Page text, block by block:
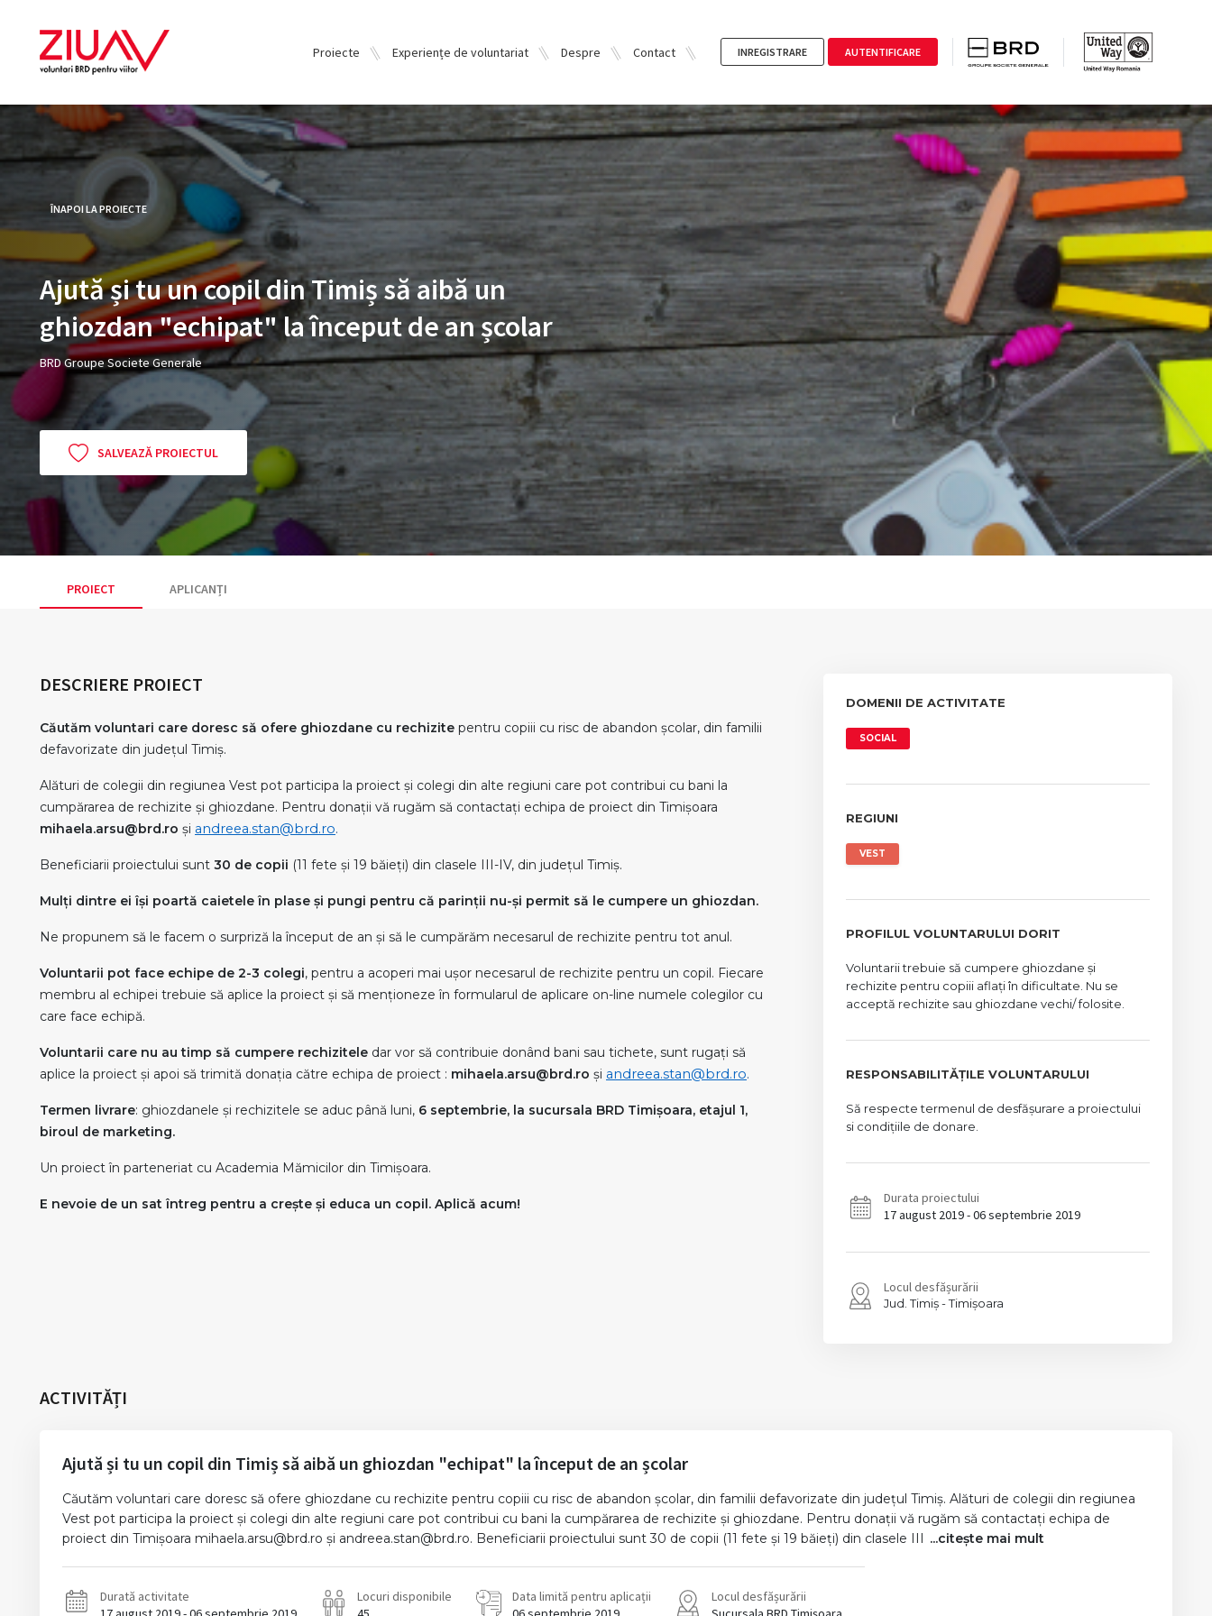
Proiecte Experiențe de voluntariat Despre Contact INREGISTRARE AUTENTIFICARE
ÎNAPOI LA PROIECTE
Ajută și tu un copil din Timiș să aibă un
ghiozdan "echipat" la început de an școlar
BRD Groupe Societe Generale
SALVEAZĂ PROIECTUL
PROIECT APLICANȚI
DESCRIERE PROIECT
Căutăm voluntari care doresc să ofere ghiozdane cu rechizite pentru copiii cu risc de abandon școlar, din familii
defavorizate din județul Timiș.
Alături de colegii din regiunea Vest pot participa la proiect și colegi din alte regiuni care pot contribui cu bani la
cumpărarea de rechizite și ghiozdane. Pentru donații vă rugăm să contactați echipa de proiect din Timișoara
mihaela.arsu@brd.ro și andreea.stan@brd.ro.
Beneficiarii proiectului sunt 30 de copii (11 fete și 19 băieți) din clasele III-IV, din județul Timiș.
Mulți dintre ei își poartă caietele în plase și pungi pentru că parinții nu-și permit să le cumpere un ghiozdan.
Ne propunem să le facem o surpriză la început de an și să le cumpărăm necesarul de rechizite pentru tot anul.
Voluntarii pot face echipe de 2-3 colegi, pentru a acoperi mai ușor necesarul de rechizite pentru un copil. Fiecare
membru al echipei trebuie să aplice la proiect și să menționeze în formularul de aplicare on-line numele colegilor cu
care face echipă.
Voluntarii care nu au timp să cumpere rechizitele dar vor să contribuie donând bani sau tichete, sunt rugați să
aplice la proiect și apoi să trimită donația către echipa de proiect : mihaela.arsu@brd.ro și andreea.stan@brd.ro.
Termen livrare: ghiozdanele și rechizitele se aduc până luni, 6 septembrie, la sucursala BRD Timișoara, etajul 1,
biroul de marketing.
Un proiect în parteneriat cu Academia Mămicilor din Timișoara.
E nevoie de un sat întreg pentru a crește și educa un copil. Aplică acum!
DOMENII DE ACTIVITATE
SOCIAL
REGIUNI
VEST
PROFILUL VOLUNTARULUI DORIT
Voluntarii trebuie să cumpere ghiozdane și
rechizite pentru copiii aflați în dificultate. Nu se
acceptă rechizite sau ghiozdane vechi/ folosite.
RESPONSABILITĂȚILE VOLUNTARULUI
Să respecte termenul de desfășurare a proiectului
si condițiile de donare.
Durata proiectului
17 august 2019 - 06 septembrie 2019
Locul desfășurării
Timiș Timișoara
ACTIVITĂȚI
Ajută și tu un copil din Timiș să aibă un ghiozdan "echipat" la început de an școlar
Căutăm voluntari care doresc să ofere ghiozdane cu rechizite pentru copiii cu risc de abandon școlar, din familii defavorizate din județul Timiș. Alături de colegii din regiunea
Vest pot participa la proiect și colegi din alte regiuni care pot contribui cu bani la cumpărarea de rechizite și ghiozdane. Pentru donații vă rugăm să contactați echipa de
proiect din Timișoara mihaela.arsu@brd.ro și andreea.stan@brd.ro. Beneficiarii proiectului sunt 30 de copii (11 fete și 19 băieți) din clasele III ...citește mai mult
Durată activitate
Locuri disponibile
Data limită pentru aplicații
Locul desfășurării